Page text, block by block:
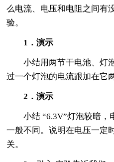
么电流、电压和电阻之间有
验。
1．演示
小结用两节干电池、灯
过一个灯泡的电流跟加在它
2．演示
小结 “6.3V”灯泡较暗，
一般不同。说明在电压一定
关。